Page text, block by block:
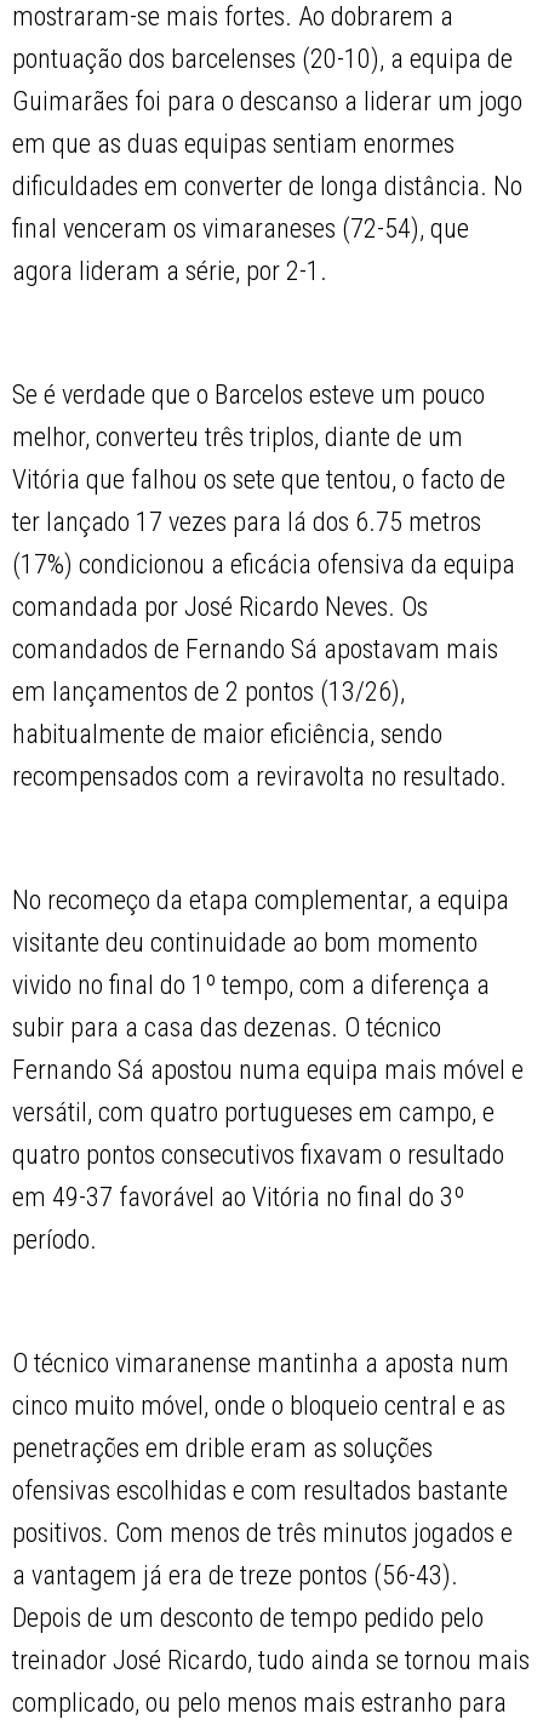
mostraram-se mais fortes. Ao dobrarem a
pontuação dos barcelenses (20-10), a equipa de
Guimarães foi para o descanso a liderar um jogo
em que as duas equipas sentiam enormes
dificuldades em converter de longa distância. No
final venceram os vimaraneses (72-54), que
agora lideram a série, por 2-1.
Se é verdade que o Barcelos esteve um pouco
melhor, converteu três triplos, diante de um
Vitória que falhou os sete que tentou, o facto de
ter lançado 17 vezes para lá dos 6.75 metros
(17%) condicionou a eficácia ofensiva da equipa
comandada por José Ricardo Neves. Os
comandados de Fernando Sá apostavam mais
em lançamentos de 2 pontos (13/26),
habitualmente de maior eficiência, sendo
recompensados com a reviravolta no resultado.
No recomeço da etapa complementar, a equipa
visitante deu continuidade ao bom momento
vivido no final do 1º tempo, com a diferença a
subir para a casa das dezenas. O técnico
Fernando Sá apostou numa equipa mais móvel e
versátil, com quatro portugueses em campo, e
quatro pontos consecutivos fixavam o resultado
em 49-37 favorável ao Vitória no final do 3º
período.
O técnico vimaranense mantinha a aposta num
cinco muito móvel, onde o bloqueio central e as
penetrações em drible eram as soluções
ofensivas escolhidas e com resultados bastante
positivos. Com menos de três minutos jogados e
a vantagem já era de treze pontos (56-43).
Depois de um desconto de tempo pedido pelo
treinador José Ricardo, tudo ainda se tornou mais
complicado, ou pelo menos mais estranho para